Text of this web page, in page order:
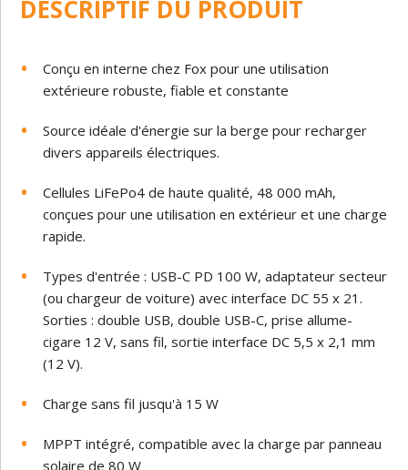
DESCRIPTIF DU PRODUIT
Conçu en interne chez Fox pour une utilisation
extérieure robuste, fiable et constante
Source idéale d'énergie sur la berge pour recharger
divers appareils électriques.
Cellules LiFePo4 de haute qualité, 48 000 mAh,
conçues pour une utilisation en extérieur et une charge
rapide.
Types d'entrée : USB-C PD 100 W, adaptateur secteur
(ou chargeur de voiture) avec interface DC 55 x 21.
Sorties : double USB, double USB-C, prise allume-
cigare 12 V, sans fil, sortie interface DC 5,5 x 2,1 mm
(12 V).
Charge sans fil jusqu'à 15 W
MPPT intégré, compatible avec la charge par panneau
solaire de 80 W